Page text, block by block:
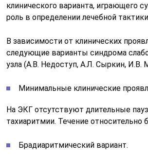
клинического варианта, играющего
роль в определении лечебной
В зависимости от клинических
следующие варианты синдрома
узла (А.В. Недоступ, А.Л. Сыркин, И.В.
Минимальные клинические
На ЭКГ отсутствуют длительные
тахиаритмии. Течение относительно
Брадиаритмический вариант.